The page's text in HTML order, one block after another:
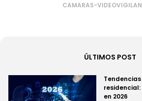
CAMARAS-
ÚLTIMOS POST
en 2026